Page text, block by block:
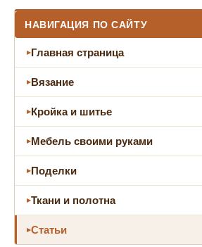
НАВИГАЦИЯ ПО САЙТУ
Главная страница
Вязание
Кройка и шитье
Мебель своими руками
Поделки
Ткани и полотна
Статьи